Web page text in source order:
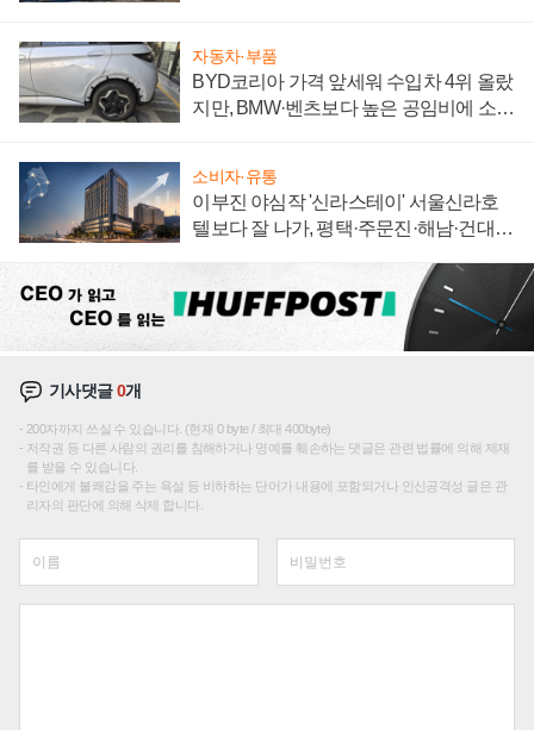
자동차·부품
BYD코리아 가격 앞세워 수입차 4위 올랐
지만, BMW·벤츠보다 높은 공임비에 소비
소비자·유통
이부진 야심작 '신라스테이' 서울신라호
텔보다 잘 나가, 평택·주문진·해남·건대로
기사댓글0개
200자까지 쓰실 수 있습니다. (현재 0 byte / 최대 400byte)
저작권 등 다른 사람의 권리를 침해하거나 명예를 훼손하는 댓글은 관련 법률에 의해 제재
를 받을 수 있습니다.
타인에게 불쾌감을 주는 욕설 등 비하하는 단어가 내용에 포함되거나 인신공격성 글은 관
리자의 판단에 의해 삭제 합니다.